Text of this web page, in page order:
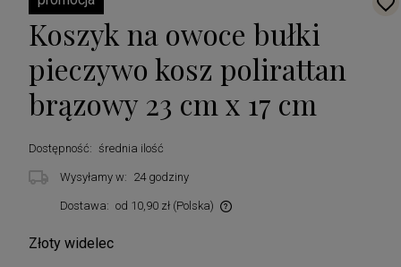
Koszyk na owoce bułki
pieczywo kosz polirattan
brązowy 23 cm x 17 cm
Dostępność: średnia ilość
Wysyłamy w: 24 godziny
Dostawa: od 10,90 zł (Polska)
Złoty widelec